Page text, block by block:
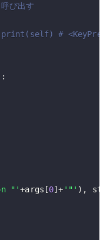
び出す
# <KeyPress
:
"'+args [0]+ '"' ) ,